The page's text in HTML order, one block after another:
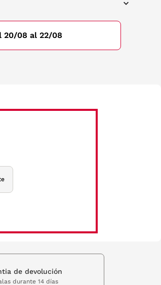
20/08 al 22/08
de devolución
durante 14 días